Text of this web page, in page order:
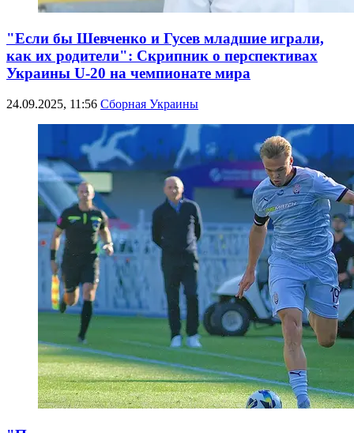
"Если бы Шевченко и Гусев младшие играли,
как их родители": Скрипник о перспективах
Украины U-20 на чемпионате мира
24.09.2025, 11:56 Сборная Украины